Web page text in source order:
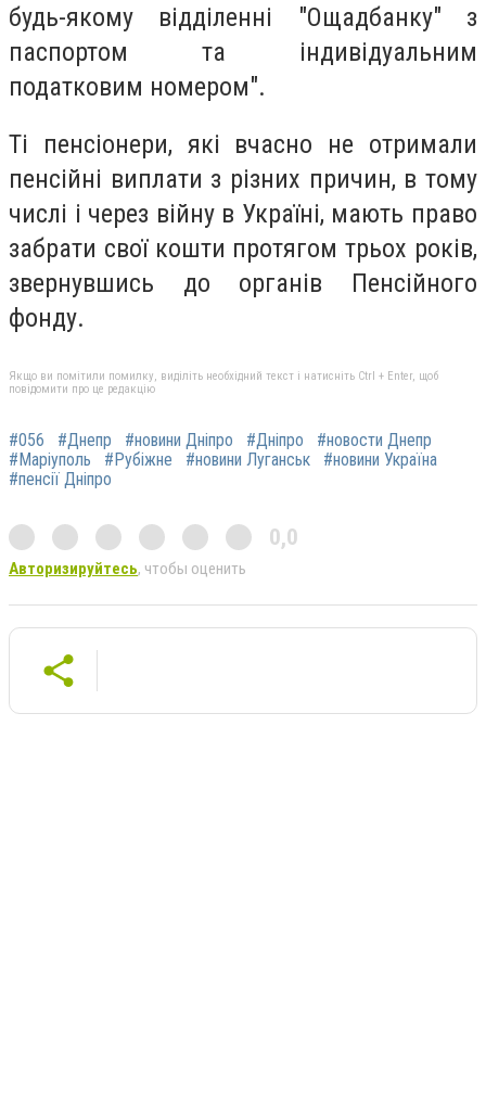
будь-якому відділенні "Ощадбанку" з
паспортом та індивідуальним
податковим номером".
Ті пенсіонери, які вчасно не отримали
пенсійні виплати з різних причин, в тому
числі і через війну в Україні, мають право
забрати свої кошти протягом трьох років,
звернувшись до органів Пенсійного
фонду.
Якщо ви помітили помилку, виділіть необхідний текст і натисніть Ctrl + Enter, щоб
повідомити про це редакцію
#056 #Днепр #новини Дніпро #Дніпро
#новости Днепр
#Маріуполь
#Рубіжне #новини Луганськ
#новини Україна
#пенсії Дніпро
0,0
Авторизируйтесь, чтобы оценить